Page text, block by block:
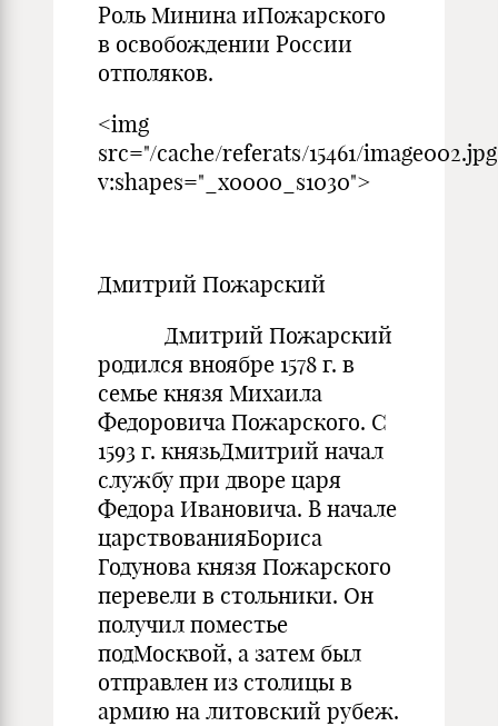
Роль Минина иПожарского
в освобождении России
отполяков.
<img
src="/cache/referats/15461/
v:shapes="_x0000_s1030">
Дмитрий Пожарский
Дмитрий Пожарский
родился вноябре 1578 г. в
семье князя Михаила
Федоровича Пожарского. С
1593 г. князьДмитрий начал
службу при дворе царя
Федора Ивановича. В начале
царствованияБориса
Годунова князя Пожарского
перевели в стольники. Он
получил поместье
подМосквой, а затем был
отправлен из столицы в
армию на литовский рубеж.